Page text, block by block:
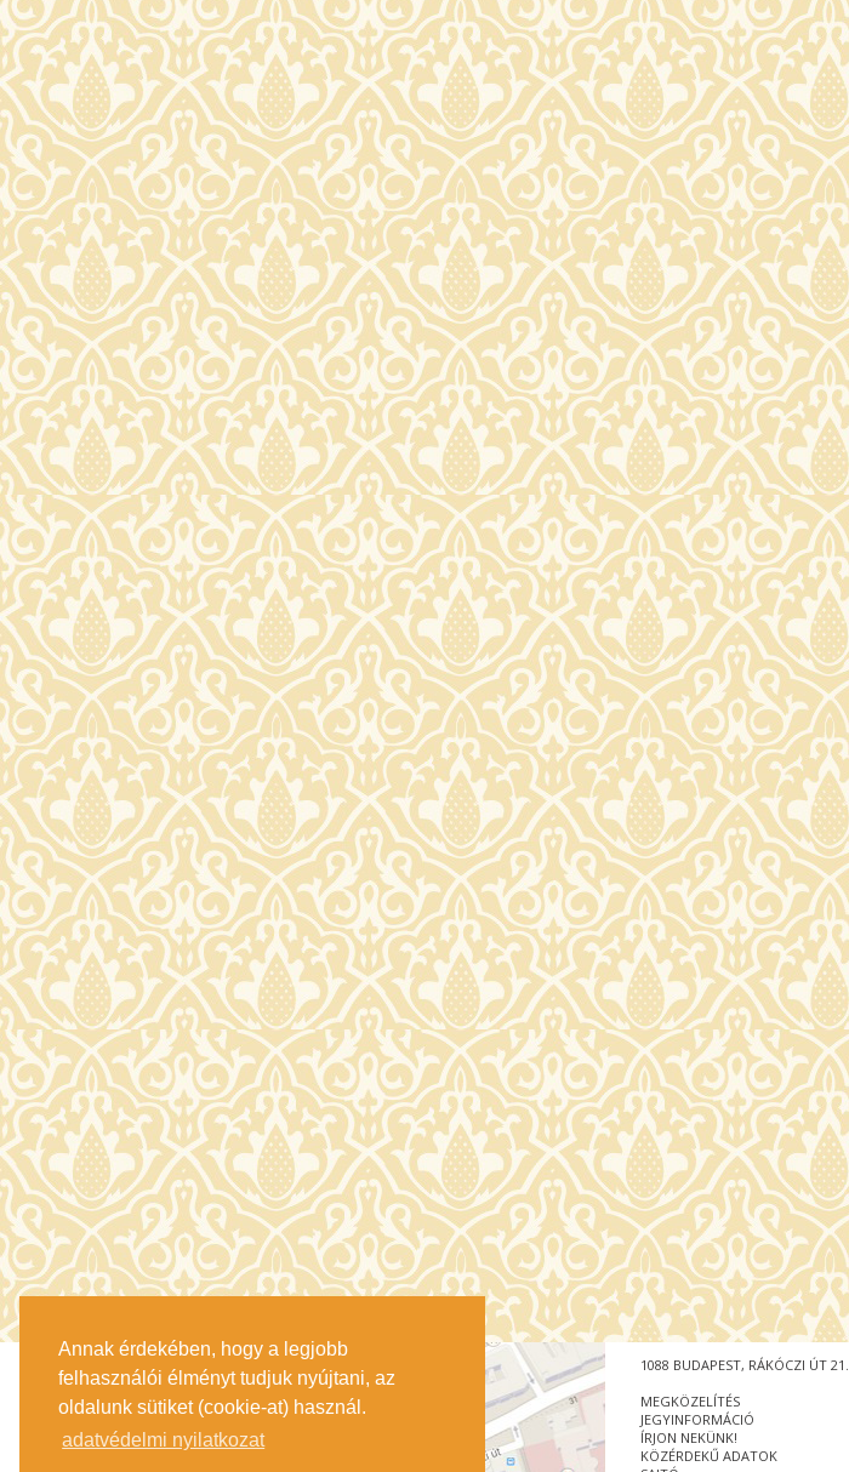
Annak érdekében, hogy a legjobb
felhasználói élményt tudjuk nyújtani, az
oldalunk sütiket (cookie-at) használ.
adatvédelmi nyilatkozat
1088 BUDAPEST, RÁKÓCZI ÚT 21.
MEGKÖZELÍTÉS
JEGYINFORMÁCIÓ
ÍRJON NEKÜNK!
KÖZÉRDEKŰ ADATOK